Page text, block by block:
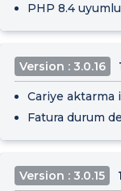
PHP 8.4
Version : 3.0.16
Cariye aktarma
Fatura durum
Version : 3.0.15